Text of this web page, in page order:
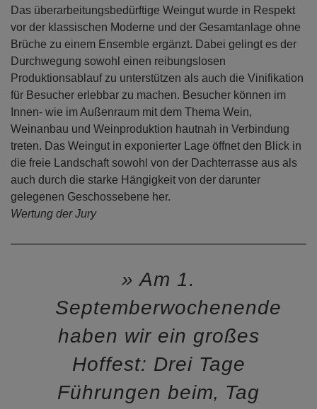
Das überarbeitungsbedürftige Weingut wurde in Respekt
vor der klassischen Moderne und der Gesamtanlage ohne
Brüche zu einem Ensemble ergänzt. Dabei gelingt es der
Durchwegung sowohl einen reibungslosen
Produktionsablauf zu unterstützen als auch die Vinifikation
für Besucher erlebbar zu machen. Besucher können im
Innen- wie im Außenraum mit dem Thema Wein,
Weinanbau und Weinproduktion hautnah in Verbindung
treten. Das Weingut in exponierter Lage öffnet den Blick in
die freie Landschaft sowohl von der Dachterrasse aus als
auch durch die starke Hängigkeit von der darunter
gelegenen Geschossebene her.
Wertung der Jury
Am 1.
Septemberwochenende
haben wir ein großes
Hoffest: Drei Tage
Führungen beim‚ Tag